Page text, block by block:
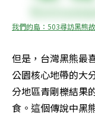
我們的島：503尋訪黑熊
但是，台灣黑熊最
公園核心地帶的大
分地區青剛櫟結果
食。這個傳說中黑